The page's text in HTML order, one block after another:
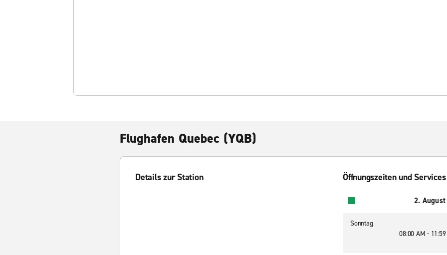
Flughafen Quebec (YQB)
Details zur Station Öffnungszeiten und Services
2.
Sonntag
08:00 AM -